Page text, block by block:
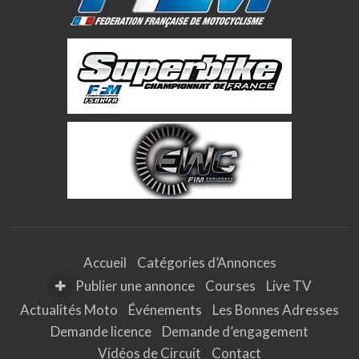
Avec Pierre Texi…
Accueil
Catégories d’Annonces
Publier une annonce
Courses
Live TV
Actualités Moto
Événements
Les Bonnes Adresses
Demande licence
Demande d’engagement
Vidéos de Circuit
Contact